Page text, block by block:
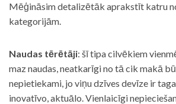
Mēģināsim detalizētāk aprakstīt katru
kategorijām.
Naudas tērētāji: šī tipa cilvēkiem
maz naudas, neatkarīgi no tā cik makā
nepietiekami, jo viņu dzīves devīze ir
inovatīvo, aktuālo. Vienlaicīgi